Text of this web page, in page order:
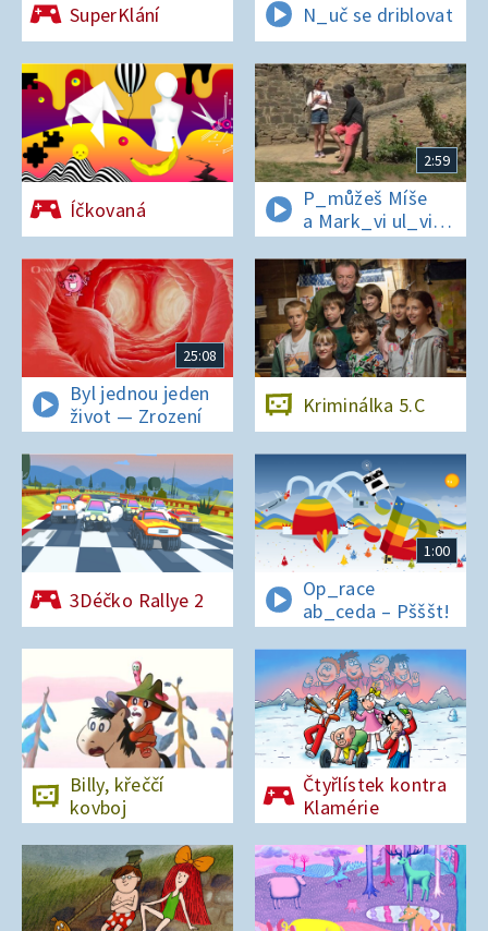
SuperKlání N_uč se driblovat
Íčkovaná
2:59
P_můžeš Míše
a Mark_vi ul_vit
hesl_ na zámku
v Nelahezevsi?
25:08
Byl jednou jeden
život — Zrození
Kriminálka 5.C
3Déčko Rallye 2
1:00
Op_race
ab_ceda – Pšššt!
Billy, křeččí
kovboj
Čtyřlístek kontra
Klamérie